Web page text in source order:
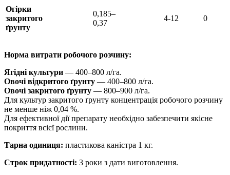
Огірки
закритого
ґрунту
0,185–
0,37
4-12 0
Норма витрати робочого розчину:
Ягідні культури ― 400–800 л/га.
Овочі відкритого ґрунту ― 400–800 л/га.
Овочі закритого ґрунту ― 800–900 л/га.
Для культур закритого ґрунту концентрація робочого розчину
не менше ніж 0,04 %.
Для ефективної дії препарату необхідно забезпечити якісне
покриття всієї рослини.
Тарна одиниця: пластикова каністра 1 кг.
Строк придатності: 3 роки з дати виготовлення.